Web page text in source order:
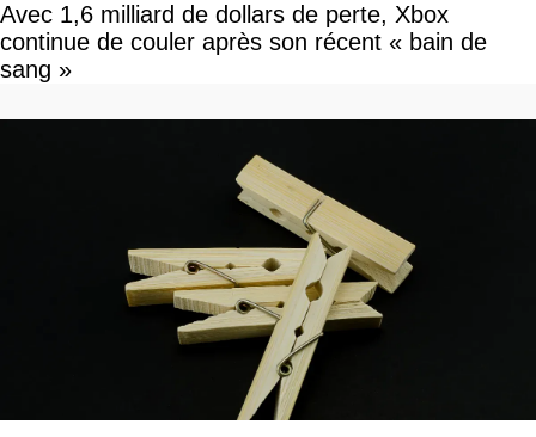
Avec 1,6 milliard de dollars de perte, Xbox
continue de couler après son récent « bain de
sang »